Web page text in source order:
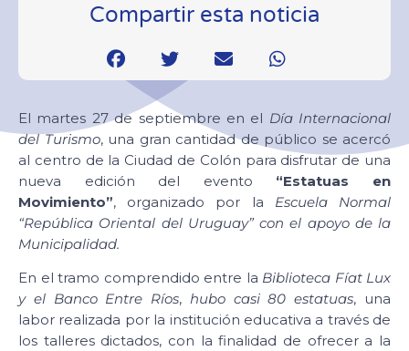
Compartir esta noticia
El martes 27 de septiembre en el Día Internacional
del Turismo, una gran cantidad de público se acercó
al centro de la Ciudad de Colón para disfrutar de una
nueva edición del evento “Estatuas en
Movimiento”, organizado por la Escuela Normal
“República Oriental del Uruguay” con el apoyo de la
Municipalidad.
En el tramo comprendido entre la Biblioteca Fíat Lux
y el Banco Entre Ríos, hubo casi 80 estatuas, una
labor realizada por la institución educativa a través de
los talleres dictados, con la finalidad de ofrecer a la